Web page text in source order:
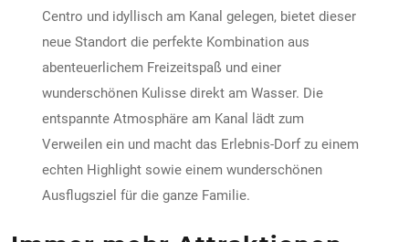
Centro und idyllisch am Kanal gelegen, bietet dieser
neue Standort die perfekte Kombination aus
abenteuerlichem Freizeitspaß und einer
wunderschönen Kulisse direkt am Wasser. Die
entspannte Atmosphäre am Kanal lädt zum
Verweilen ein und macht das Erlebnis-Dorf zu einem
echten Highlight sowie einem wunderschönen
Ausflugsziel für die ganze Familie.